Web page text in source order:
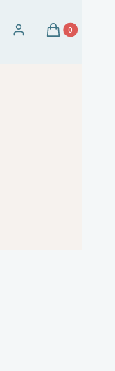
Zaloguj sięProdukty w
Koszyk